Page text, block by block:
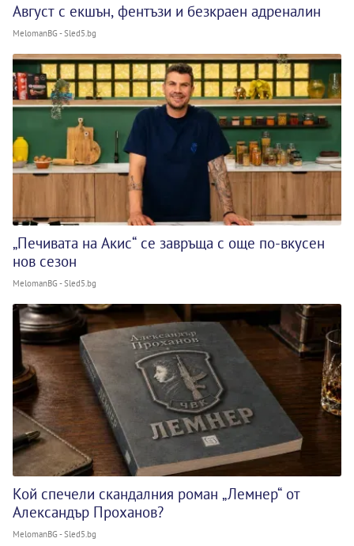
Август с екшън, фентъзи и безкраен адреналин
MelomanBG - Sled5.bg
„Печивата на Акис“ се завръща с още по-вкусен
нов сезон
MelomanBG - Sled5.bg
Кой спечели скандалния роман „Лемнер“ от
Александър Проханов?
MelomanBG - Sled5.bg